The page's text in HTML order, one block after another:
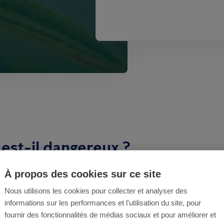
il dangereux ?
est unnuisible à fort impact écologique et
ravageurs introduits.
PARTICULIÈREMENT PRÉOCCUPANT :
À propos des cookies sur ce site
Nous utilisons les cookies pour collecter et analyser des
informations sur les performances et l'utilisation du site, pour
fournir des fonctionnalités de médias sociaux et pour améliorer et